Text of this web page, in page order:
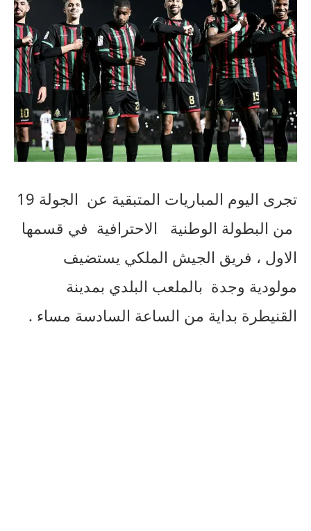
تجرى اليوم المباريات المتبقية عن الجولة 19
من البطولة الوطنية الاحترافية في قسمها
الاول ، فريق الجيش الملكي يستضيف
مولودية وجدة بالملعب البلدي بمدينة
القنيطرة بداية من الساعة السادسة مساء .